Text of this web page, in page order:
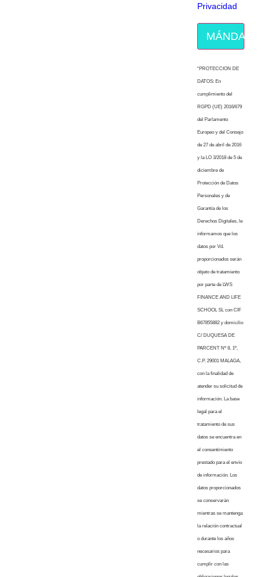
Privacidad
MÁNDAME
“PROTECCION DE
DATOS: En
cumplimiento del
RGPD (UE) 2016/679
del Parlamento
Europeo y del Consejo
de 27 de abril de 2016
y la LO 3/2018 de 5 de
diciembre de
Protección de Datos
Personales y de
Garantía de los
Derechos Digitales, le
informamos que los
datos por Vd.
proporcionados serán
objeto de tratamiento
por parte de LWS
FINANCE AND LIFE
SCHOOL SL con CIF
B67855882 y domicilio
C/ DUQUESA DE
PARCENT Nº 8, 1º,
C.P. 29001 MALAGA,
con la finalidad de
atender su solicitud de
información. La base
legal para el
tratamiento de sus
datos se encuentra en
el consentimiento
prestado para el envío
de información. Los
datos proporcionados
se conservarán
mientras se mantenga
la relación contractual
o durante los años
necesarios para
cumplir con las